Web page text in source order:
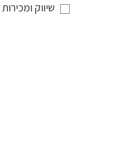
שיווק ומכירות